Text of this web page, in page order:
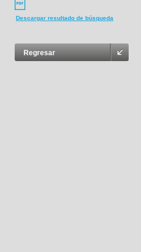
Descargar resultado de búsqueda
Regresar